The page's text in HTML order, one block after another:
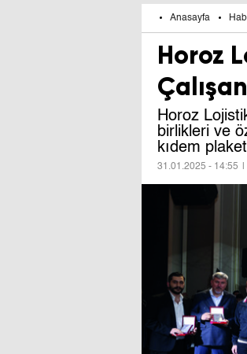
Anasayfa
Horoz
Horoz
birlikleri ve
kıdem
31.01.2025 - 14:55